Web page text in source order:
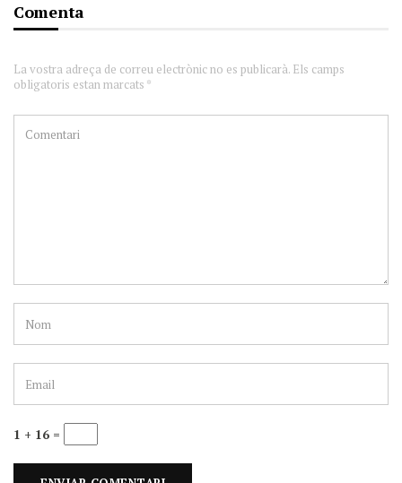
Comenta
La vostra adreça de correu electrònic no es publicarà. Els camps
obligatoris estan marcats *
1 + 16 =